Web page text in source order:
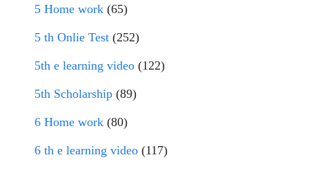
5 Home work (65)
5 th Onlie Test (252)
5th e learning video (122)
5th Scholarship (89)
6 Home work (80)
6 th e learning video (117)